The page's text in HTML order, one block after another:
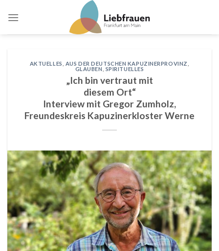
AKTUELLES AUS DER DEUTSCHEN KAPUZINERPROVINZ
GLAUBEN
SPIRITUELLES
„Ich bin vertraut mit
diesem Ort“
Interview mit Gregor Zumholz,
Freundeskreis Kapuzinerkloster Werne